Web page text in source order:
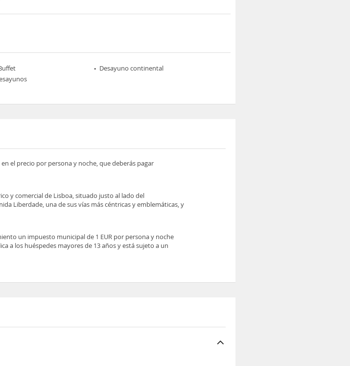
Desayuno continental
el precio por persona y noche, que deberás pagar
y comercial de Lisboa, situado justo al lado del
Liberdade, una de sus vías más céntricas y emblemáticas, y
un impuesto municipal de 1 EUR por persona y noche
a los huéspedes mayores de 13 años y está sujeto a un